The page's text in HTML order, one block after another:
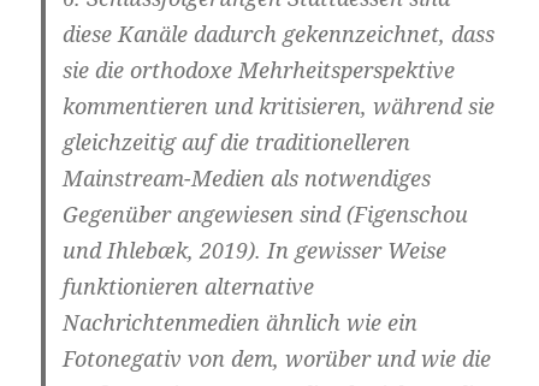
diese Kanäle dadurch gekennzeichnet, dass
sie die orthodoxe Mehrheitsperspektive
kommentieren und kritisieren, während sie
gleichzeitig auf die traditionelleren
Mainstream-Medien als notwendiges
Gegenüber angewiesen sind (Figenschou
und Ihlebæk, 2019). In gewisser Weise
funktionieren alternative
Nachrichtenmedien ähnlich wie ein
Fotonegativ von dem, worüber und wie die